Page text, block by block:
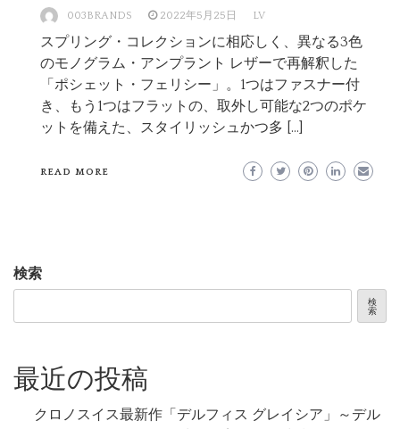
003BRANDS 2022年5月25日 LV
スプリング・コレクションに相応しく、異なる3色
のモノグラム・アンプラント レザーで再解釈した
「ポシェット・フェリシー」。1つはファスナー付
き、もう1つはフラットの、取外し可能な2つのポケ
ットを備えた、スタイリッシュかつ多 […]
READ MORE
検索
検
索
最近の投稿
クロノスイス最新作「デルフィス グレイシア」～デル